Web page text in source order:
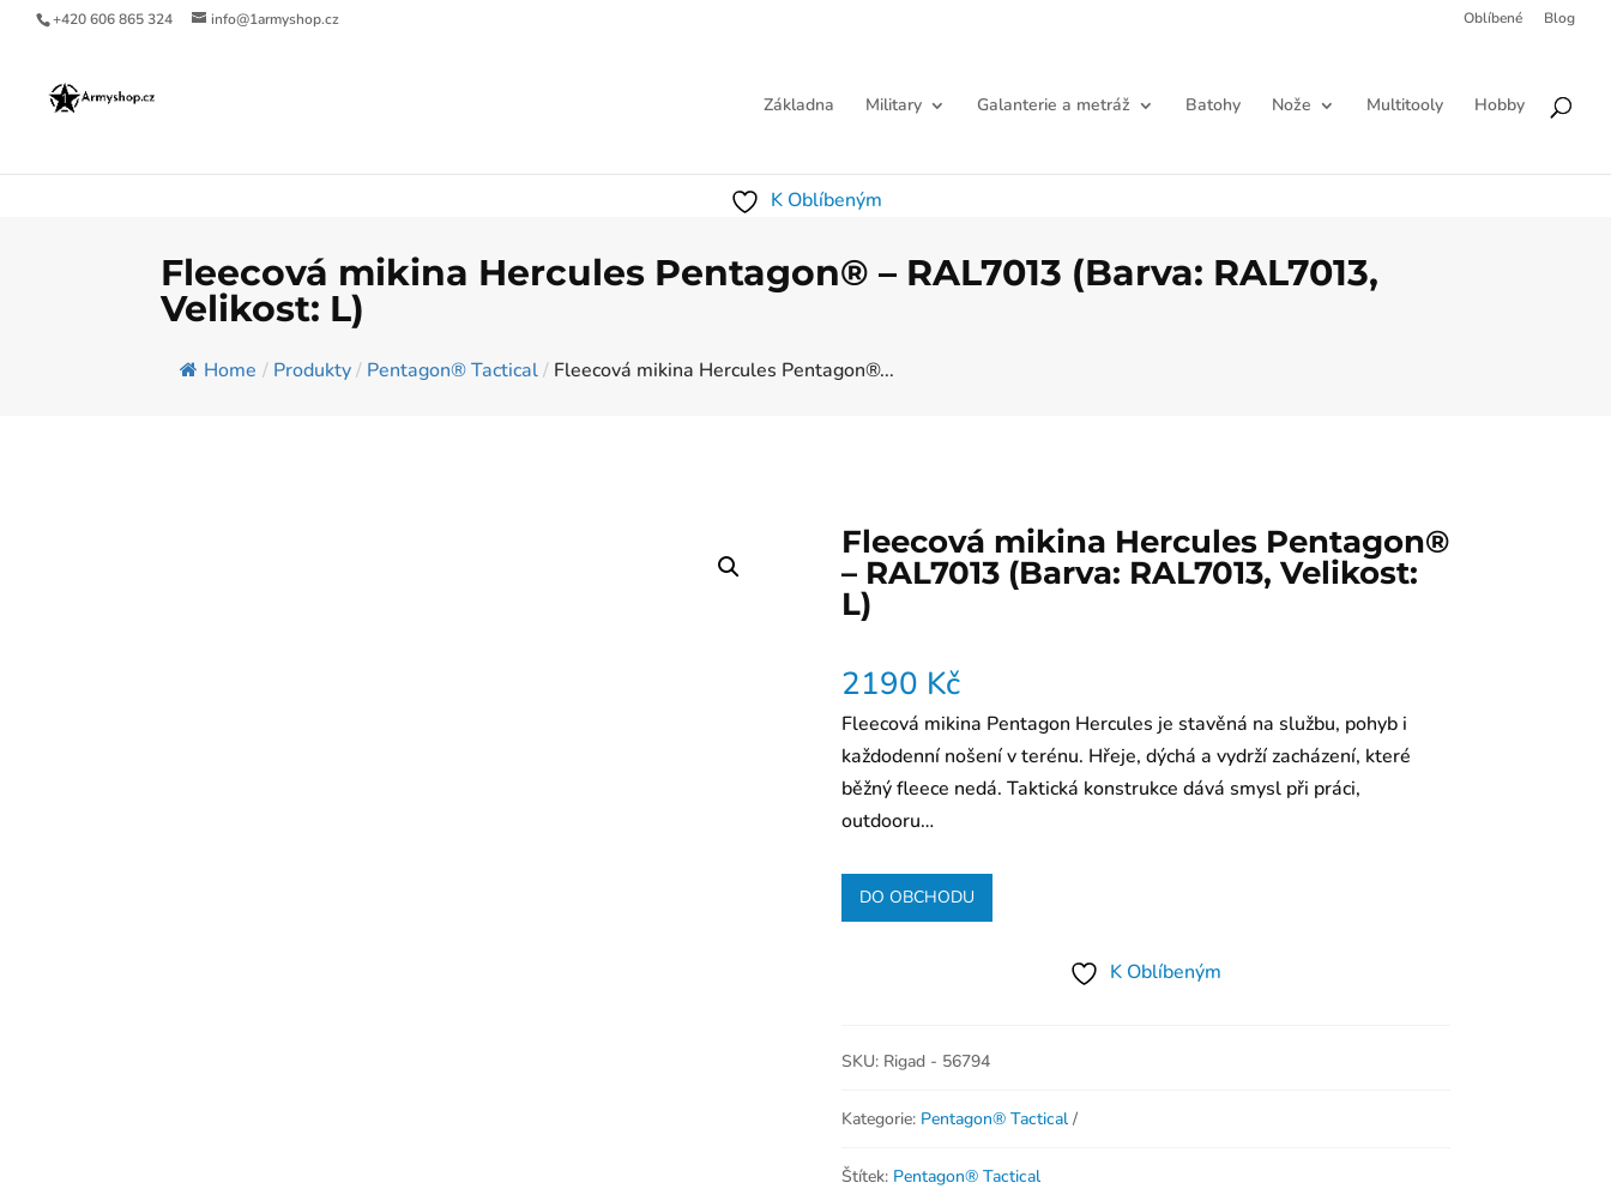
+420 606 865 324 info@1armyshop.cz Oblíbené Blog
Základna Military Galanterie a metráž Batohy Nože Multitooly Hobby
K Oblíbeným
Fleecová mikina Hercules Pentagon® – RAL7013 (Barva: RAL7013,
Velikost: L)
Home / Produkty / Pentagon® Tactical / Fleecová mikina Hercules Pentagon®...
Fleecová mikina Hercules Pentagon®
– RAL7013 (Barva: RAL7013, Velikost:
L)
2190 Kč
Fleecová mikina Pentagon Hercules je stavěná na službu, pohyb i
každodenní nošení v terénu. Hřeje, dýchá a vydrží zacházení, které
běžný fleece nedá. Taktická konstrukce dává smysl při práci,
outdooru…
DO OBCHODU
K Oblíbeným
SKU: Rigad - 56794
Kategorie: Pentagon® Tactical
Štítek: Pentagon® Tactical